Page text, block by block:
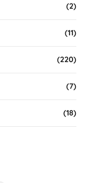
(2)
(11)
(220)
(7)
(18)